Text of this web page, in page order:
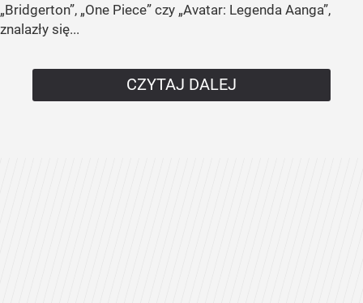
„Bridgerton”, „One Piece” czy „Avatar: Legenda Aanga”,
znalazły się...
CZYTAJ DALEJ